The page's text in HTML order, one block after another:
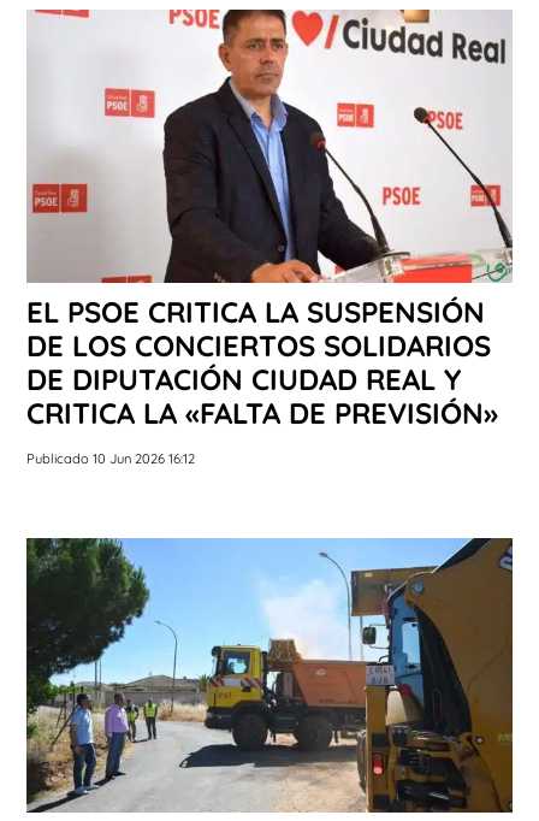
EL PSOE CRITICA LA SUSPENSIÓN
DE LOS CONCIERTOS SOLIDARIOS
DE DIPUTACIÓN CIUDAD REAL Y
CRITICA LA «FALTA DE PREVISIÓN»
Publicado 10 Jun 2026 16:12